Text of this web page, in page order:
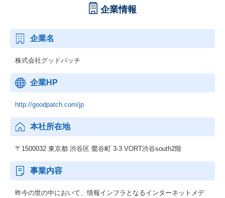
企業情報
企業名
株式会社グッドパッチ
企業HP
http://goodpatch.com/jp
本社所在地
〒1500032 東京都 渋谷区 鶯谷町 3-3 VORT渋谷south2階
事業内容
昨今の世の中において、情報インフラとなるインターネットメデ